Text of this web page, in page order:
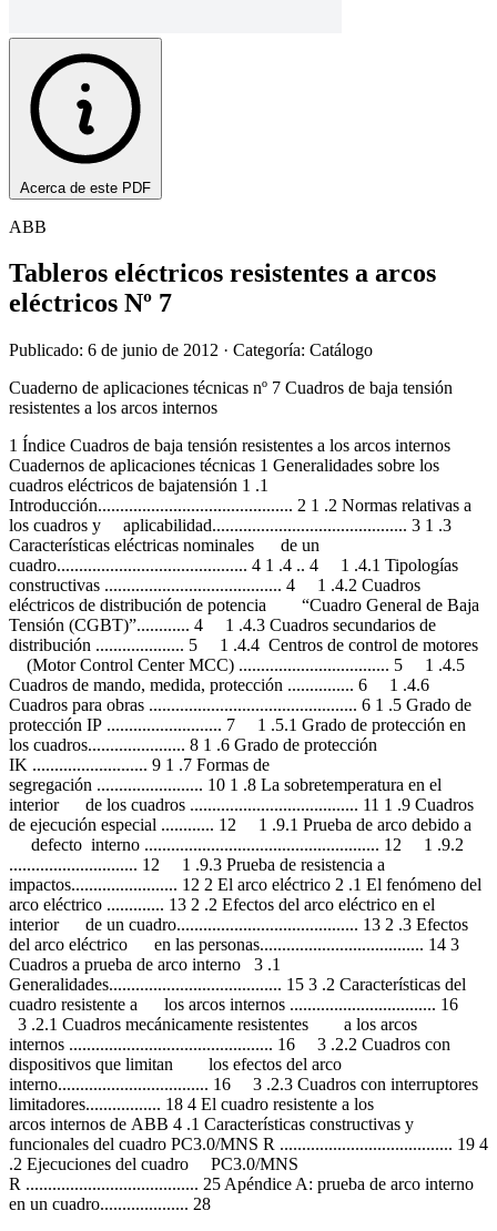
Acerca de este PDF
ABB
Tableros eléctricos resistentes a arcos
eléctricos Nº 7
Publicado: 6 de junio de 2012 · Categoría: Catálogo
Cuaderno de aplicaciones técnicas nº 7 Cuadros de baja tensión
resistentes a los arcos internos
1 Índice Cuadros de baja tensión resistentes a los arcos internos
Cuadernos de aplicaciones técnicas 1 Generalidades sobre los
cuadros eléctricos de bajatensión 1 .1
Introducción............................................ 2 1 .2 Normas relativas a
los cuadros y aplicabilidad............................................ 3 1 .3
Características eléctricas nominales de un
cuadro........................................... 4 1 .4 .. 4 1 .4.1 Tipologías
constructivas ........................................ 4 1 .4.2 Cuadros
eléctricos de distribución de potencia “Cuadro General de Baja
Tensión (CGBT)”............ 4 1 .4.3 Cuadros secundarios de
distribución .................... 5 1 .4.4 Centros de control de motores
(Motor Control Center MCC) .................................. 5 1 .4.5
Cuadros de mando, medida, protección ............... 6 1 .4.6
Cuadros para obras ............................................... 6 1 .5 Grado de
protección IP .......................... 7 1 .5.1 Grado de protección en
los cuadros...................... 8 1 .6 Grado de protección
IK .......................... 9 1 .7 Formas de
segregación ........................ 10 1 .8 La sobretemperatura en el
interior de los cuadros ...................................... 11 1 .9 Cuadros
de ejecución especial ............ 12 1 .9.1 Prueba de arco debido a
defecto interno ..................................................... 12 1 .9.2
............................. 12 1 .9.3 Prueba de resistencia a
impactos........................ 12 2 El arco eléctrico 2 .1 El fenómeno del
arco eléctrico ............. 13 2 .2 Efectos del arco eléctrico en el
interior de un cuadro......................................... 13 2 .3 Efectos
del arco eléctrico en las personas..................................... 14 3
Cuadros a prueba de arco interno 3 .1
Generalidades....................................... 15 3 .2 Características del
cuadro resistente a los arcos internos ................................. 16
3 .2.1 Cuadros mecánicamente resistentes a los arcos
internos .............................................. 16 3 .2.2 Cuadros con
dispositivos que limitan los efectos del arco
interno.................................. 16 3 .2.3 Cuadros con interruptores
limitadores................. 18 4 El cuadro resistente a los
arcos internos de ABB 4 .1 Características constructivas y
funcionales del cuadro PC3.0/MNS R ....................................... 19 4
.2 Ejecuciones del cuadro PC3.0/MNS
R ....................................... 25 Apéndice A: prueba de arco interno
en un cuadro.................... 28